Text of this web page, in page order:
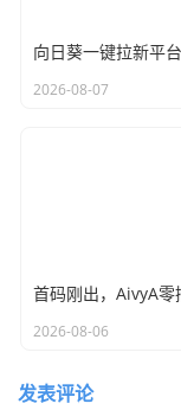
2026-08-07
2026-08-06
发表评论